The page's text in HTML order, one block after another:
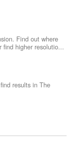
Find out where
higher resolutio...
results in The